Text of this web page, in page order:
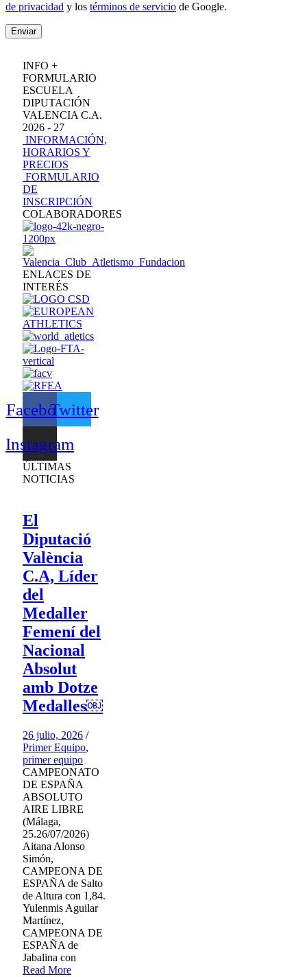
de privacidad y los términos de servicio de Google.
Enviar
INFO +
FORMULARIO
ESCUELA
DIPUTACIÓN
VALENCIA C.A.
2026 - 27
INFORMACIÓN,
HORARIOS Y
PRECIOS
FORMULARIO
DE
INSCRIPCIÓN
COLABORADORES
ENLACES DE
INTERÉS
FacebookTwitter
Instagram
ÚLTIMAS
NOTICIAS
El
Diputació
València
C.A, Líder
del
Medaller
Femení del
Nacional
Absolut
amb Dotze
Medalles￼
26 julio, 2026 /
Primer Equipo,
primer equipo
CAMPEONATO
DE ESPAÑA
ABSOLUTO
AIRE LIBRE
(Málaga,
25.26/07/2026)
Aitana Alonso
Simón,
CAMPEONA DE
ESPAÑA de Salto
de Altura con 1,84.
Yulenmis Aguilar
Martínez,
CAMPEONA DE
ESPAÑA de
Jabalina con
Read More